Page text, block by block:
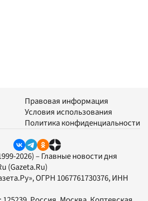
Правовая информация
Условия использования
Политика конфиденциальности
2026) – Главные новости дня
(Gazeta.Ru)
, ОГРН 1067761730376, ИНН